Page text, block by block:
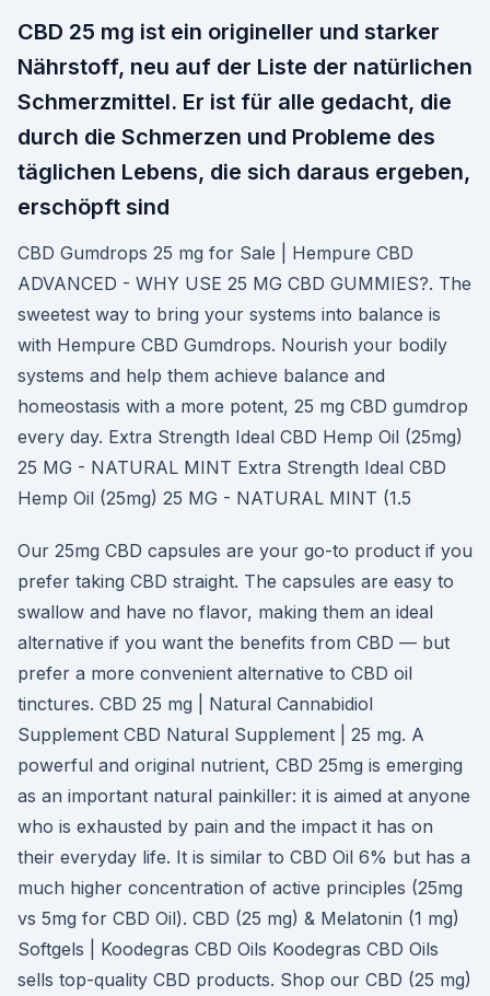
CBD 25 mg ist ein origineller und starker
Nährstoff, neu auf der Liste der natürlichen
Schmerzmittel. Er ist für alle gedacht, die
durch die Schmerzen und Probleme des
täglichen Lebens, die sich daraus ergeben,
erschöpft sind
CBD Gumdrops 25 mg for Sale | Hempure CBD
ADVANCED - WHY USE 25 MG CBD GUMMIES?. The
sweetest way to bring your systems into balance is
with Hempure CBD Gumdrops. Nourish your bodily
systems and help them achieve balance and
homeostasis with a more potent, 25 mg CBD gumdrop
every day. Extra Strength Ideal CBD Hemp Oil (25mg)
25 MG - NATURAL MINT Extra Strength Ideal CBD
Hemp Oil (25mg) 25 MG - NATURAL MINT (1.5
Our 25mg CBD capsules are your go-to product if you
prefer taking CBD straight. The capsules are easy to
swallow and have no flavor, making them an ideal
alternative if you want the benefits from CBD — but
prefer a more convenient alternative to CBD oil
tinctures. CBD 25 mg | Natural Cannabidiol
Supplement CBD Natural Supplement | 25 mg. A
powerful and original nutrient, CBD 25mg is emerging
as an important natural painkiller: it is aimed at anyone
who is exhausted by pain and the impact it has on
their everyday life. It is similar to CBD Oil 6% but has a
much higher concentration of active principles (25mg
vs 5mg for CBD Oil). CBD (25 mg) & Melatonin (1 mg)
Softgels | Koodegras CBD Oils Koodegras CBD Oils
sells top-quality CBD products. Shop our CBD (25 mg)